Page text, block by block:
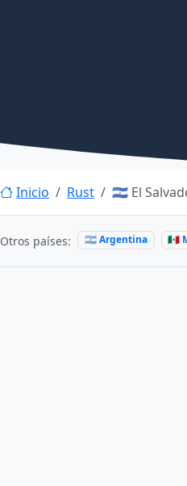
Inicio Rust 🇸🇻 El
Otros países: 🇦🇷 Argentina 🇲🇽